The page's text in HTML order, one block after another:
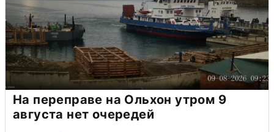
На переправе на Ольхон утром 9
августа нет очередей